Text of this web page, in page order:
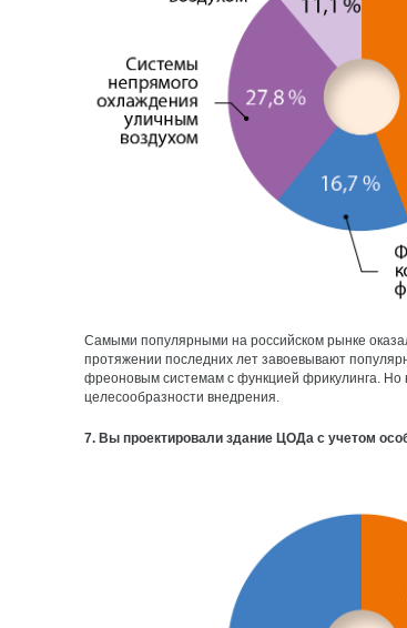
Самыми популярными на российском рынке
протяжении последних лет завоевывают
фреоновым системам с функцией фрикулинга.
целесообразности внедрения.
7. Вы проектировали здание ЦОДа с учетом